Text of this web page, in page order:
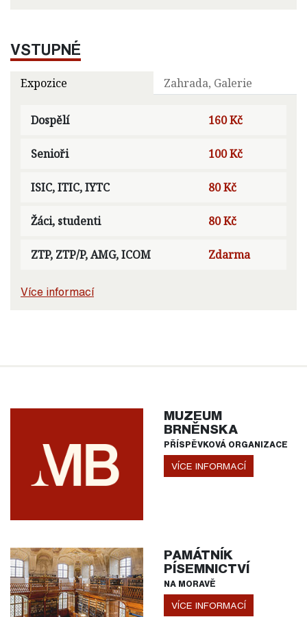
VSTUPNÉ
Expozice Zahrada, Galerie
Dospělí 160 Kč
Senioři 100 Kč
ISIC, ITIC, IYTC 80 Kč
Žáci, studenti 80 Kč
ZTP, ZTP/P, AMG, ICOM Zdarma
Více informací
MUZEUM
BRNĚNSKA
PŘÍSPĚVKOVÁ ORGANIZACE
VÍCE INFORMACÍ
PAMÁTNÍK
PÍSEMNICTVÍ
NA MORAVĚ
VÍCE INFORMACÍ